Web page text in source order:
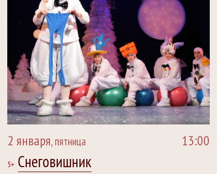
2 января, пятница 13:00
5+ Снеговишник